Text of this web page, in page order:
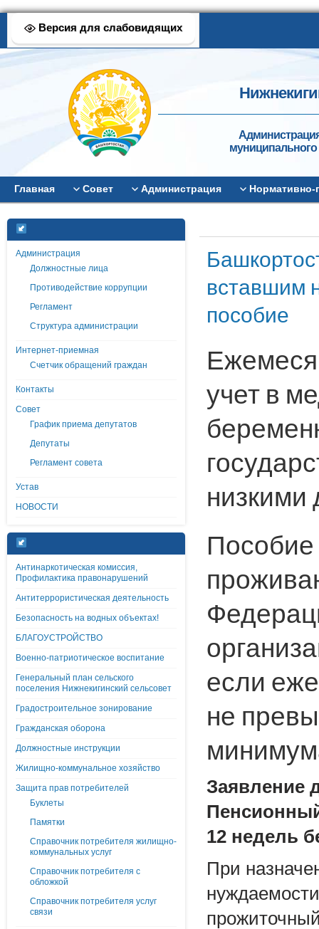
Версия для слабовидящих
муниципального
Главная Совет Администрация
Администрация
Должностные лица
Противодействие коррупции
Регламент
Структура администрации
Интернет-приемная
Счетчик обращений граждан
Контакты
Совет
График приема депутатов
Депутаты
Регламент совета
Устав
НОВОСТИ
Антинаркотическая комиссия,
Профилактика правонарушений
Антитеррористическая деятельность
Безопасность на водных объектах!
БЛАГОУСТРОЙСТВО
Военно-патриотическое воспитание
Генеральный план сельского
поселения Нижнекигинский сельсовет
Градостроительное зонирование
Гражданская оборона
Должностные инструкции
Жилищно-коммунальное хозяйство
Защита прав потребителей
Буклеты
Памятки
Справочник потребителя жилищно-
коммунальных услуг
Справочник потребителя с
обложкой
Справочник потребителя услуг
связи
вставшим
пособие
учет в
низкими
если
не
Заявление
12 недель
При